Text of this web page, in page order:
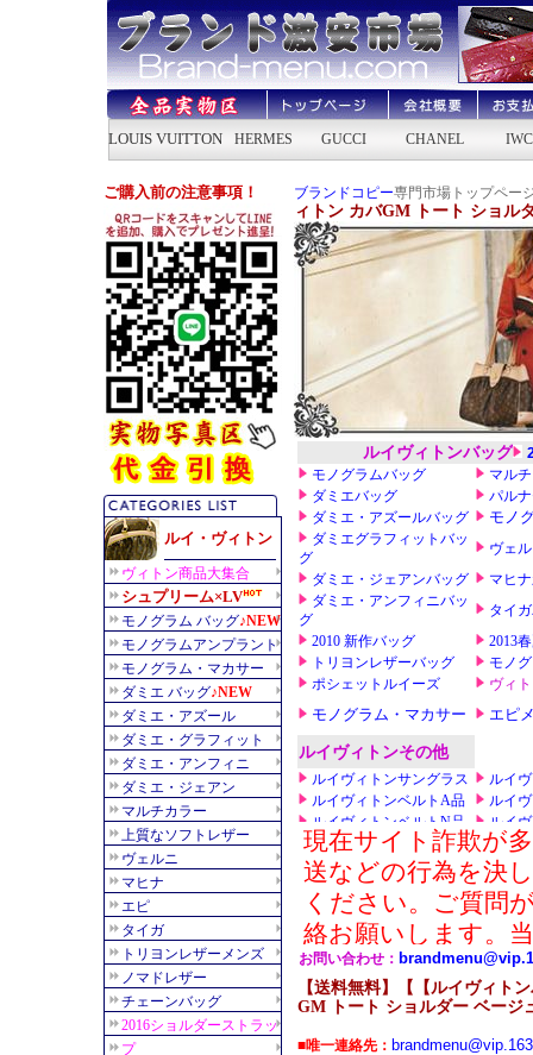
ブランドコピー専門市場トップペー
ィトン カバGM トート ショル
【送料無料】【【ルイヴィト
GM トート ショルダー ベージ
■唯一連絡先：